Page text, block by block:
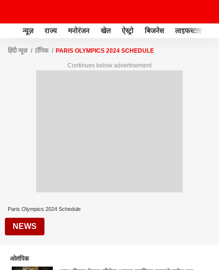
न्यूज़ राज्य मनोरंजन खेल ऐस्ट्रो बिजनेस लाइफस्टाइल
हिंदी न्यूज़ टॉपिक PARIS OLYMPICS 2024 SCHEDULE
Continues below advertisement
Paris Olympics 2024 Schedule
NEWS
ओलंपिक